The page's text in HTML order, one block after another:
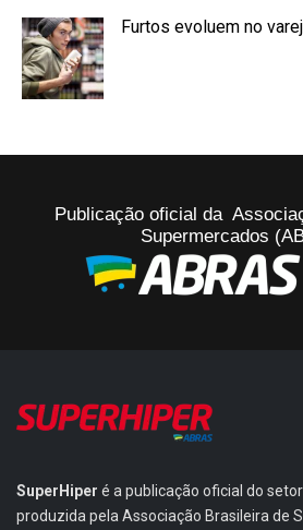
Furtos evoluem no
Publicação oficial da
Supermercados
SuperHiper é a publicação oficial do
produzida pela Associação Brasileira de